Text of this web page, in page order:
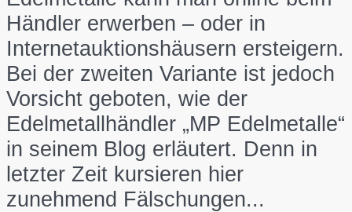
Händler erwerben – oder in
Internetauktionshäusern ersteigern.
Bei der zweiten Variante ist jedoch
Vorsicht geboten, wie der
Edelmetallhändler „MP Edelmetalle“
in seinem Blog erläutert. Denn in
letzter Zeit kursieren hier
zunehmend Fälschungen...